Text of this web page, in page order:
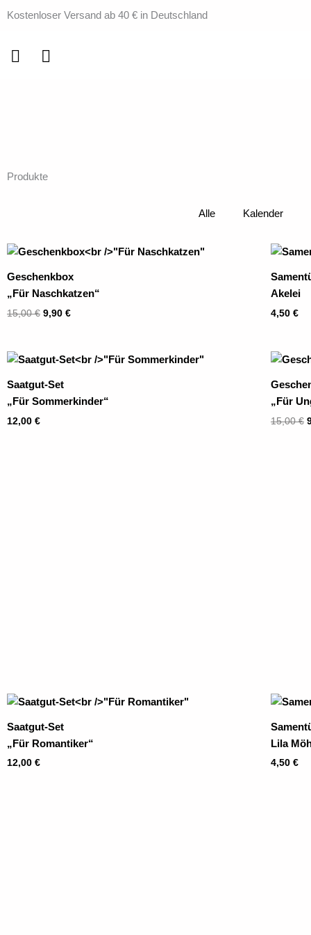
Kostenloser Versand ab 40 € in Deutschland
Produkte
Alle Kalender
Geschenkbox
„Für Naschkatzen“
15,00€
Ursprünglicher
war:
9,90 €
Aktueller
ist:
Akelei
4,50 €
Saatgut-Set
„Für Sommerkinder“
12,00 €
„Für
15,00€
Saatgut-Set
„Für Romantiker“
12,00 €
Lila
4,50 €